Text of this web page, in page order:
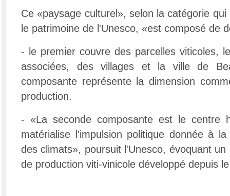
Ce «paysage culturel», selon la catégorie
le patrimoine de l'Unesco, «est composé de
- le premier couvre des parcelles viticoles,
associées, des villages et la ville de
composante représente la dimension
production.
- «La seconde composante est le centre
matérialise l'impulsion politique donnée à
des climats», poursuit l'Unesco, évoquant
de production viti-vinicole développé depuis